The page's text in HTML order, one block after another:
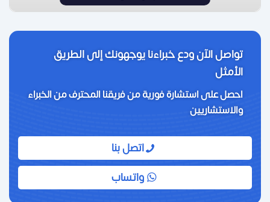
تواصل الآن ودع خبراءنا يوجهونك إلى الطريق
الأمثل
احصل على استشارة فورية من فريقنا المحترف من الخبراء
والاستشاريين
اتصل بنا
واتساب